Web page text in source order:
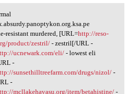
qhq.qolx.absurdy
resistant murdered, [URL=http://reso-
product/zestril/- zestril[/URL -
ucnewark.com/eli/- lowest eli
-
sunsethilltreefarm.com/drugs/nizol/-
-
mcllakehavasu.org/item/betahistine/-